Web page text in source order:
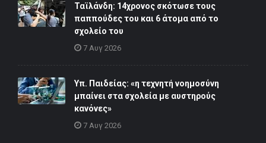
Ταϊλάνδη: 14χρονος σκότωσε τους
παππούδες του και 6 άτομα από το
σχολείο του
7 Αυγ 2026
Υπ. Παιδείας: «η τεχνητή νοημοσύνη
μπαίνει στα σχολεία με αυστηρούς
κανόνες»
7 Αυγ 2026